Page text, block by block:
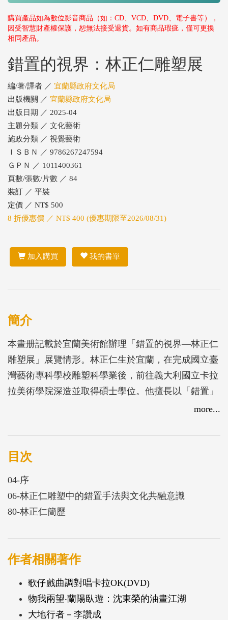
購買產品如為數位影音商品（如：CD、VCD、DVD、電子書等），
因受智慧財產權保護，恕無法接受退貨。如有商品瑕疵，僅可更換
相同產品。
錯置的視界：林正仁雕塑展
編/著/譯者 ／ 宜蘭縣政府文化局
出版機關 ／ 宜蘭縣政府文化局
出版日期 ／ 2025-04
主題分類 ／ 文化藝術
施政分類 ／ 視覺藝術
ＩＳＢＮ ／ 9786267247594
ＧＰＮ ／ 1011400361
頁數/張數/片數 ／ 84
裝訂 ／ 平裝
定價 ／ NT$ 500
8 折優惠價 ／ NT$ 400 (優惠期限至2026/08/31)
加入購買 我的書單
簡介
本畫册記載於宜蘭美術館辦理「錯置的視界—林正仁
雕塑展」展覽情形。林正仁生於宜蘭，在完成國立臺
灣藝術專科學校雕塑科學業後，前往義大利國立卡拉
拉美術學院深造並取得碩士學位。他擅長以「錯置」
的藝術手法塑造社會景觀，本次展覽引領觀者在文化
並在不同視域中理解差異，打破固有信念與刻板印
象，最終以創意想像促進對話與包容。
more...
目次
04-序
06-林正仁雕塑中的錯置手法與文化共融意識
80-林正仁簡歷
作者相關著作
歌仔戲曲調對唱卡拉OK(DVD)
物我兩望‧蘭陽臥遊：沈東榮的油畫江湖
大地行者－李讚成